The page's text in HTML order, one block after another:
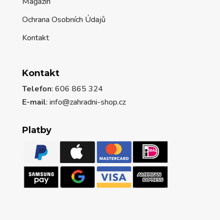
Ochrana Osobních Údajů
Kontakt
Kontakt
Telefon: 606 865 324
E-mail: info@zahradni-shop.cz
Platby